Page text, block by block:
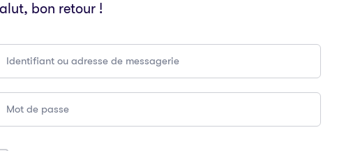
bon retour !